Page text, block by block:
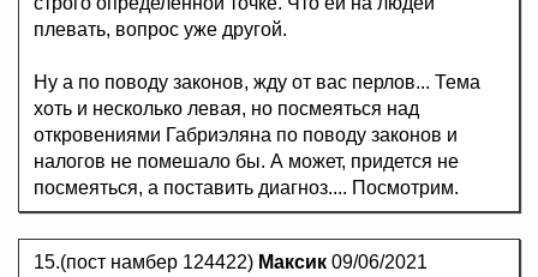
плевать, вопрос уже другой.
Ну а по поводу законов, жду от вас перлов... Тема
хоть и несколько левая, но посмеяться над
откровениями Габриэляна по поводу законов и
налогов не помешало бы. А может, придется не
посмеяться, а поставить диагноз.... Посмотрим.
15.(пост намбер 124422) Максик 09/06/2021